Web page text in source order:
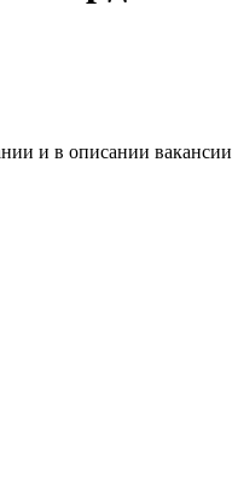
и в описании вакансии